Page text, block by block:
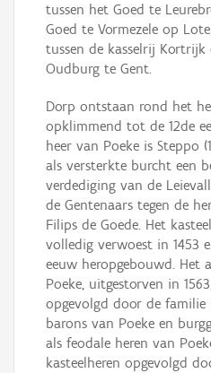
tussen het Goed te
Goed te Vormezele op
tussen de kasselrij Kortrijk
Oudburg te Gent.
Dorp ontstaan rond het
opklimmend tot de 12de
heer van Poeke is Steppo
als versterkte burcht een
verdediging van de
de Gentenaars tegen de
Filips de Goede. Het
volledig verwoest in 1453
eeuw heropgebouwd. Het
Poeke, uitgestorven in
opgevolgd door de familie
barons van Poeke en
als feodale heren van
kasteelheren opgevolgd